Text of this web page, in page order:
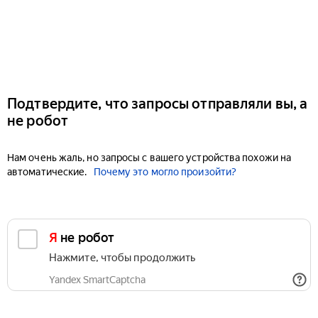
Подтвердите, что запросы отправляли вы, а
не робот
Нам очень жаль, но запросы с вашего устройства похожи на
автоматические.
Почему это могло произойти?
Я не робот
Нажмите, чтобы продолжить
Yandex SmartCaptcha